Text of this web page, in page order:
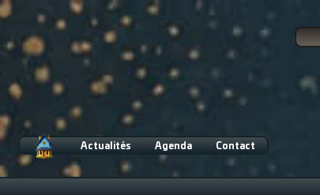
Actualités Agenda Contact